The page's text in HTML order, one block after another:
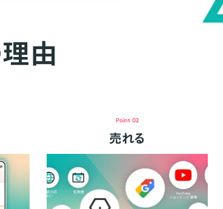
由
Point 02
売れる